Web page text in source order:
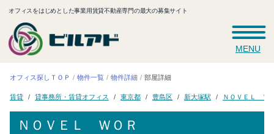
オフィスをはじめとした事業用賃貸不動産専門の最大の募集サイト
MENU
オフィス探しＴＯＰ 物件一覧 物件詳細 部屋詳細
賃貸 貸事務所・賃貸オフィス 東京都 豊島区 新大塚駅 ＮＯＶＥＬ Ｗ
ＮＯＶＥＬ ＷＯＲ